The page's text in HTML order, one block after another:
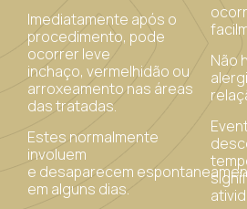
Imediatamente após o
procedimento, pode
ocorrer leve
inchaço, vermelhidão ou
arroxeamento nas áreas
das tratadas.
Estes normalmente
involuem
e desaparecem
em alguns dias.
Não